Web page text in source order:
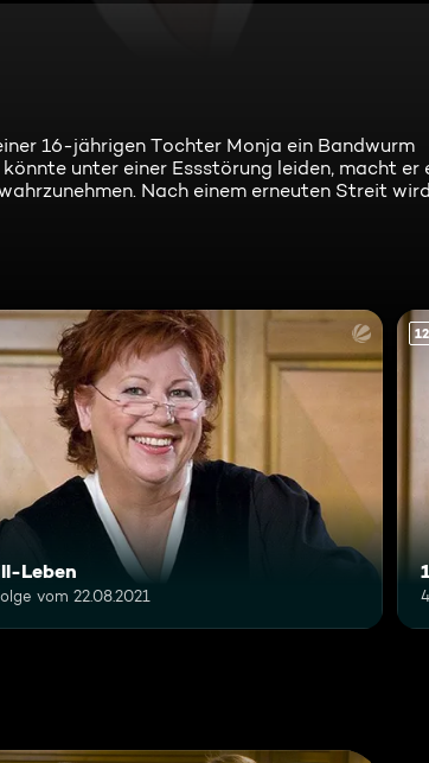
16-jährigen Tochter Monja ein Bandwurm
unter einer Essstörung leiden, macht er
Nach einem erneuten Streit
Leben
vom 22.08.2021
12